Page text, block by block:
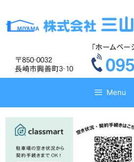
テ
ス
プ
テ
ス
プ
Menu